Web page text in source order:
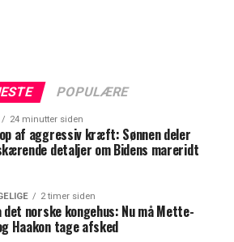
POPULÆRE
24 minutter siden
af aggressiv kræft: Sønnen deler
detaljer om Bidens mareridt
2 timer siden
norske kongehus: Nu må Mette-
Haakon tage afsked